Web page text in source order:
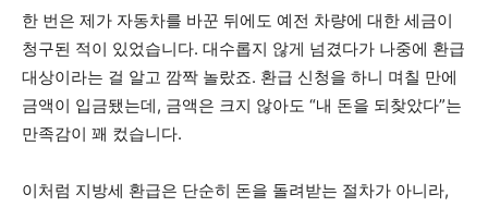
한 번은 제가 자동차를 바꾼 뒤에도 예전 차량에 대한 세금이
청구된 적이 있었습니다. 대수롭지 않게 넘겼다가 나중에 환급
대상이라는 걸 알고 깜짝 놀랐죠. 환급 신청을 하니 며칠 만에
금액이 입금됐는데, 금액은 크지 않아도 “내 돈을 되찾았다”는
만족감이 꽤 컸습니다.
이처럼 지방세 환급은 단순히 돈을 돌려받는 절차가 아니라,